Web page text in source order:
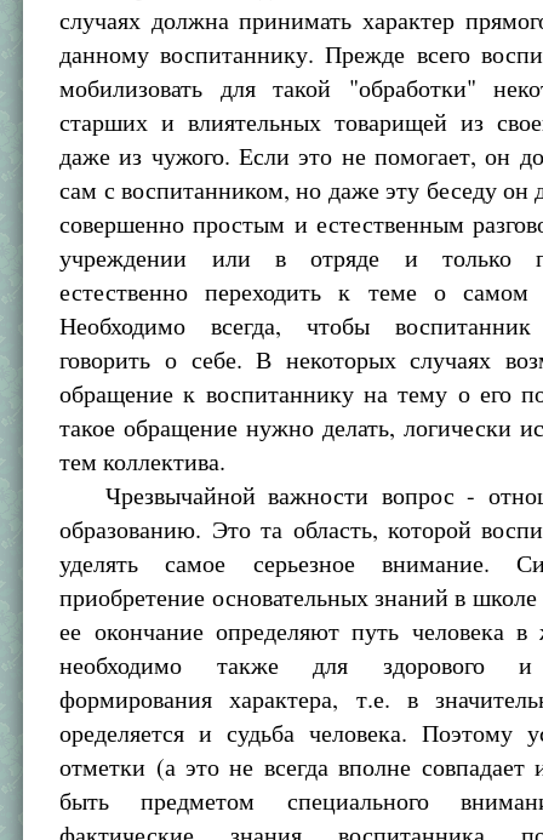
случаях должна принимать характер
данному воспитаннику. Прежде всего
мобилизовать для такой "обработки"
старших и влиятельных товарищей из
даже из чужого. Если это не помогает, он
сам с воспитанником, но даже эту беседу он
совершенно простым и естественным
учреждении или в отряде и только
естественно переходить к теме о самом
Необходимо всегда, чтобы
говорить о себе. В некоторых случаях
обращение к воспитаннику на тему о его
такое обращение нужно делать, логически
тем коллектива.
Чрезвычайной важности вопрос -
образованию. Это та область, которой
уделять самое серьезное внимание.
приобретение основательных знаний в
ее окончание определяют путь человека
необходимо также для здорового и
формирования характера, т.е. в
оределяется и судьба человека. Поэтому
отметки (а это не всегда вполне
быть предметом специального